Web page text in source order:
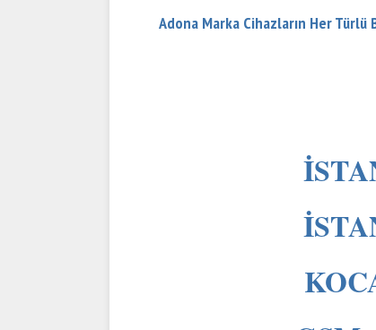
Adona Marka Cihazların Her Türlü